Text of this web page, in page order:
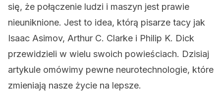
się, że połączenie ludzi i maszyn jest prawie
nieuniknione. Jest to idea, którą pisarze tacy jak
Isaac Asimov, Arthur C. Clarke i Philip K. Dick
przewidzieli w wielu swoich powieściach. Dzisiaj
artykule omówimy pewne neurotechnologie, które
zmieniają nasze życie na lepsze.